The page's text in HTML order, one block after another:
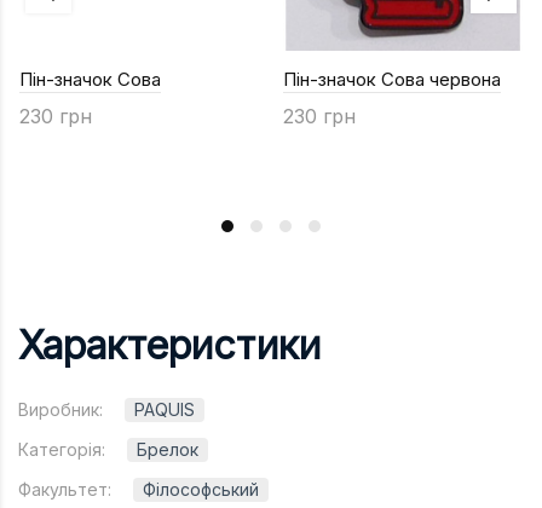
Пін-значок Сова
230 грн
Пін-значок Сова червона
230 грн
Характеристики
Виробник:
PAQUIS
Категорія:
Брелок
Факультет:
Філософський